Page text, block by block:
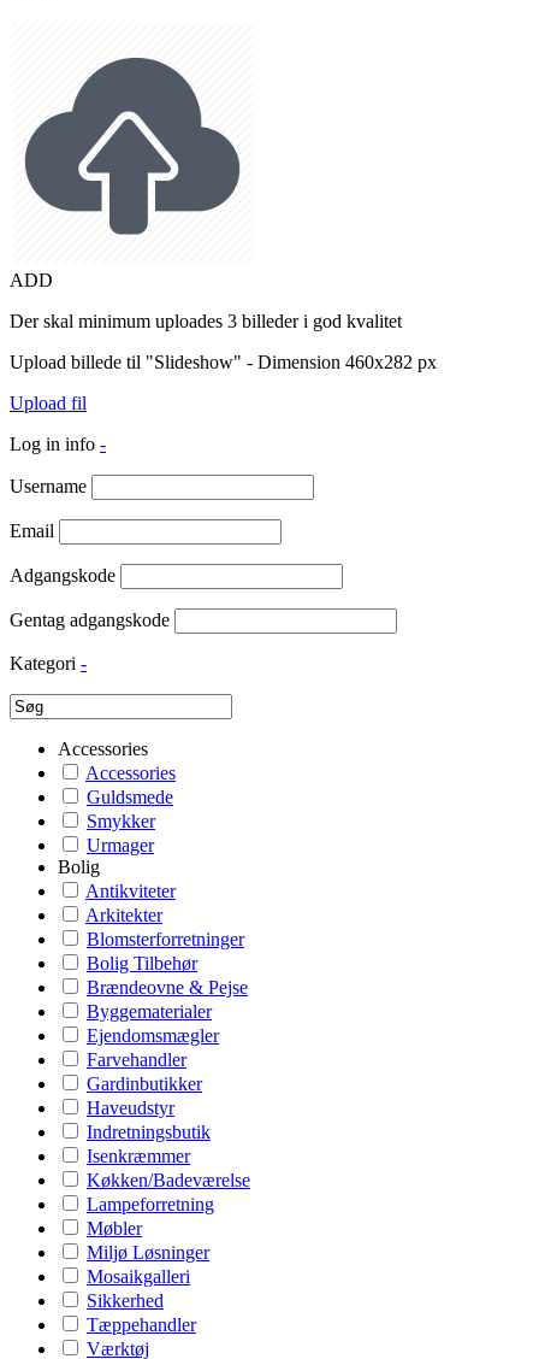
ADD
Der skal minimum uploades 3 billeder i god kvalitet
Upload billede til "Slideshow" - Dimension 460x282 px
Upload fil
Log in info -
Username
Email
Adgangskode
Gentag adgangskode
Kategori -
Accessories
Accessories
Guldsmede
Smykker
Urmager
Bolig
Antikviteter
Arkitekter
Blomsterforretninger
Bolig Tilbehør
Brændeovne & Pejse
Byggematerialer
Ejendomsmægler
Farvehandler
Gardinbutikker
Haveudstyr
Indretningsbutik
Isenkræmmer
Køkken/Badeværelse
Lampeforretning
Møbler
Miljø Løsninger
Mosaikgalleri
Sikkerhed
Tæppehandler
Værktøj